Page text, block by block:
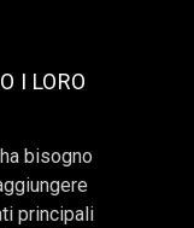
I LORO
bisogno
principali